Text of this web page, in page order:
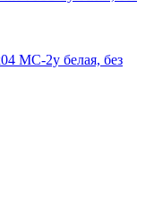
МС-2у белая, без